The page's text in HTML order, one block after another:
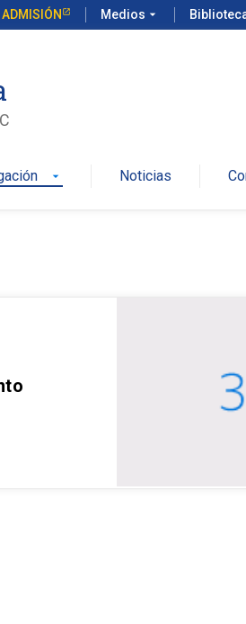
ADMISIÓN Medios arrow_drop_down
arrow_drop_down Noticias